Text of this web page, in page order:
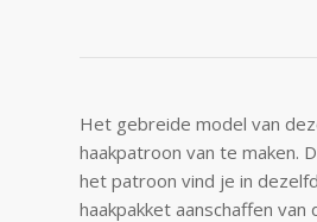
Het gebreide model van
haakpatroon van te maken.
het patroon vind je in
haakpakket aanschaffen van